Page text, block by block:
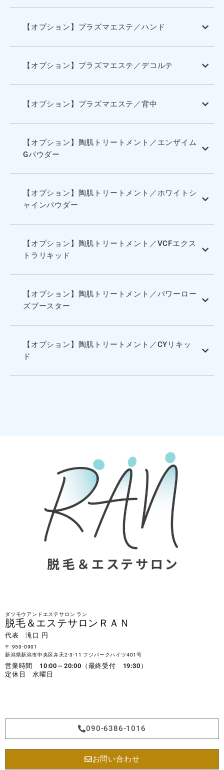
【オプション】プラズマエステ／ハンド
【オプション】プラズマエステ／デコルテ
【オプション】プラズマエステ／背中
【オプション】陶肌トリートメント／エンザイム
Gパウダー
【オプション】陶肌トリートメント／ホワイトシ
ャインパウダー
【オプション】陶肌トリートメント／VCFエクス
トラリキッド
【オプション】陶肌トリートメント／パワーロー
ズブースター
【オプション】陶肌トリートメント／CYリキッ
ド
ダツモウアンドエステサロン ラン
脱毛＆エステサロンＲＡＮ
代表 滝口 円
〒 950-0901
新潟県新潟市中央区弁天2-3-11 フジパークハイツ401号
営業時間 10:00～20:00（最終受付 19:30）
定休日 水曜日
090-6386-1016
お問い合わせ